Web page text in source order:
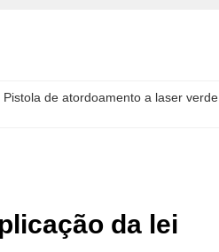
Pistola de atordoamento a laser
da lei